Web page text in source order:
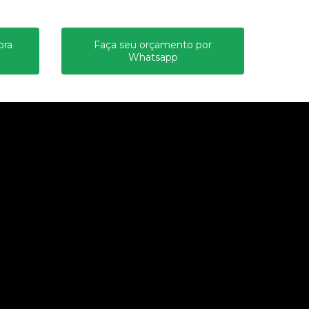
Faça seu orçamento por
Whatsapp